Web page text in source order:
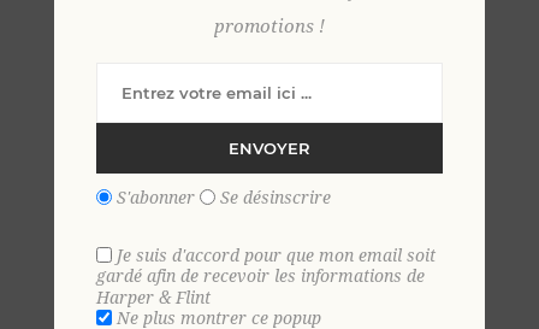
9306621040236
promotions !
ENVOYER
S'abonner Se désinscrire
Je suis d'accord pour que mon email soit
gardé afin de recevoir les informations de
Harper & Flint
Ne plus montrer ce popup